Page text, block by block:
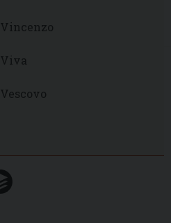
Vincenzo
Viva
Vescovo